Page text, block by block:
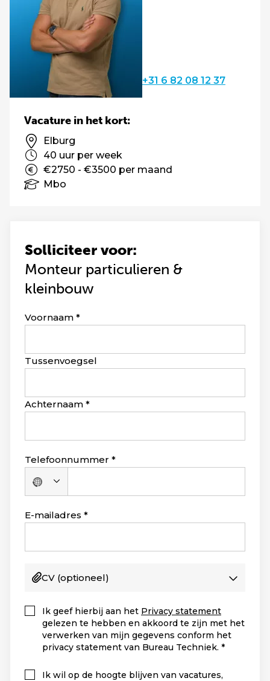
+31 6 82 08 12 37
Solliciteer voor:
Monteur particulieren &
kleinbouw
Leave
blank
Voornaam
Tussenvoegsel
Achternaam
Telefoonnummer
Geen
land
geselecteerd
E-mailadres
CV (optioneel)
Ik geef hierbij aan het Privacy statement
gelezen te hebben en akkoord te zijn met het
verwerken van mijn gegevens conform het
privacy statement van Bureau Techniek.
Ik wil op de hoogte blijven van vacatures,
Vacature in het kort:
Elburg
40 uur per week
€2750 - €3500 per maand
Mbo